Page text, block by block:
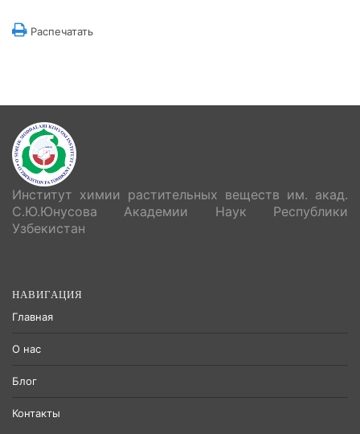
Распечатать
Институт химии растительных веществ им. акад.
С.Ю.Юнусова Академии Наук Республики
Узбекистан
НАВИГАЦИЯ
Главная
О нас
Блог
Контакты